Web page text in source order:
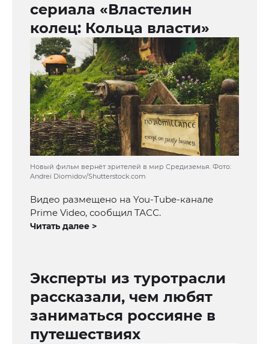
сериала «Властелин
колец: Кольца власти»
Новый фильм вернёт зрителей в мир Средиземья. Фото:
Andrei Diomidov/Shutterstock.com
Видео размещено на You-Tube-канале
Prime Video, сообщил ТАСС.
Читать далее >
Эксперты из туротрасли
рассказали, чем любят
заниматься россияне в
путешествиях